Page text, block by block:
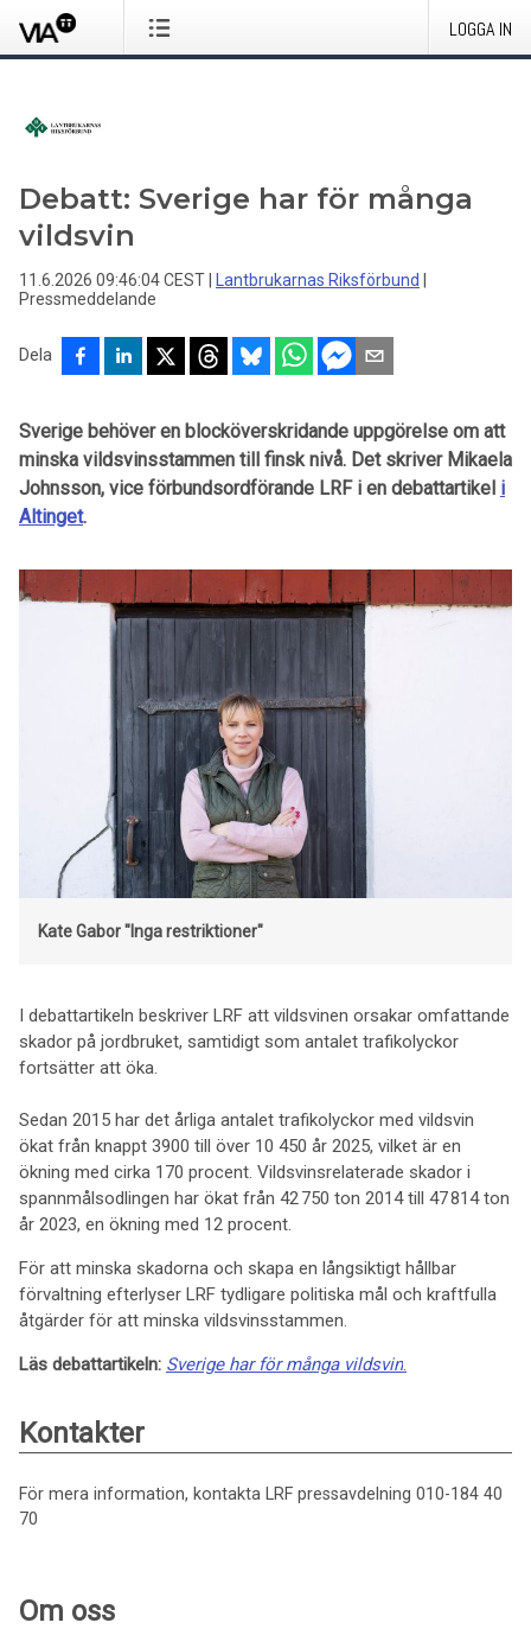
LOGGA IN
Debatt: Sverige har för många
vildsvin
11.6.2026 09:46:04 CEST Lantbrukarnas Riksförbund
Pressmeddelande
Dela
Sverige behöver en blocköverskridande uppgörelse om att
minska vildsvinsstammen till finsk nivå. Det skriver Mikaela
Johnsson, vice förbundsordförande LRF i en debattartikel i
Altinget.
Kate Gabor"Inga restriktioner"
I debattartikeln beskriver LRF att vildsvinen orsakar omfattande
skador på jordbruket, samtidigt som antalet trafikolyckor
fortsätter att öka.
Sedan 2015 har det årliga antalet trafikolyckor med vildsvin
ökat från knappt 3900 till över 10 450 år 2025, vilket är en
ökning med cirka 170 procent. Vildsvinsrelaterade skador i
spannmålsodlingen har ökat från 42 750 ton 2014 till 47 814 ton
år 2023, en ökning med 12 procent.
För att minska skadorna och skapa en långsiktigt hållbar
förvaltning efterlyser LRF tydligare politiska mål och kraftfulla
åtgärder för att minska vildsvinsstammen.
Läs debattartikeln: Sverige har för många vildsvin.
Kontakter
För mera information, kontakta LRF pressavdelning 010-184 40
70
Om oss